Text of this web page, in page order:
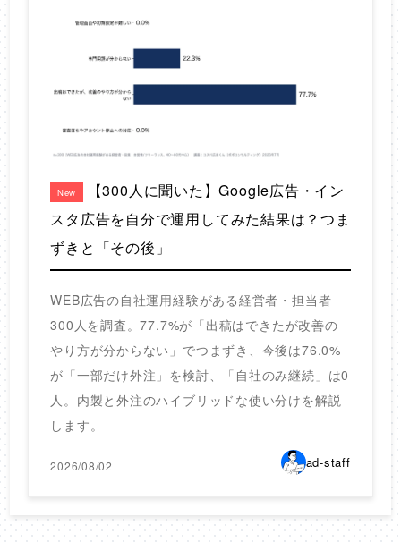
New
【300人に聞いた】Google広告・イン
スタ広告を自分で運用してみた結果は？つま
ずきと「その後」
WEB広告の自社運用経験がある経営者・担当者
300人を調査。77.7%が「出稿はできたが改善の
やり方が分からない」でつまずき、今後は76.0%
が「一部だけ外注」を検討、「自社のみ継続」は0
人。内製と外注のハイブリッドな使い分けを解説
します。
2026/08/02 ad-staff